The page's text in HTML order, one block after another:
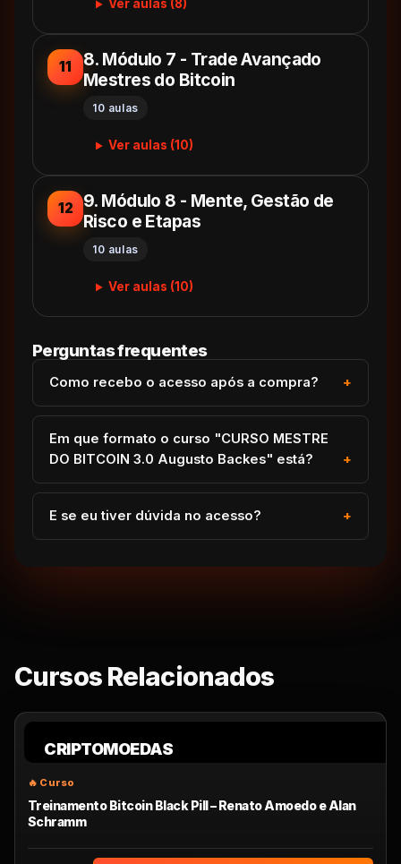
Ver aulas (8)
11
8. Módulo 7 - Trade Avançado
Mestres do Bitcoin
10 aulas
Ver aulas (10)
12
9. Módulo 8 - Mente, Gestão de
Risco e Etapas
10 aulas
Ver aulas (10)
Perguntas frequentes
Como recebo o acesso após a compra?
Em que formato o curso "CURSO MESTRE
DO BITCOIN 3.0 Augusto Backes" está?
E se eu tiver dúvida no acesso?
Cursos Relacionados
CRIPTOMOEDAS
Treinamento Bitcoin Black Pill – Renato Amoedo e Alan
Schramm